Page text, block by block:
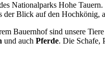
Nationalparks Hohe
der Blick auf den
Bauernhof sind unsere
und auch Pferde. Die Schafe,